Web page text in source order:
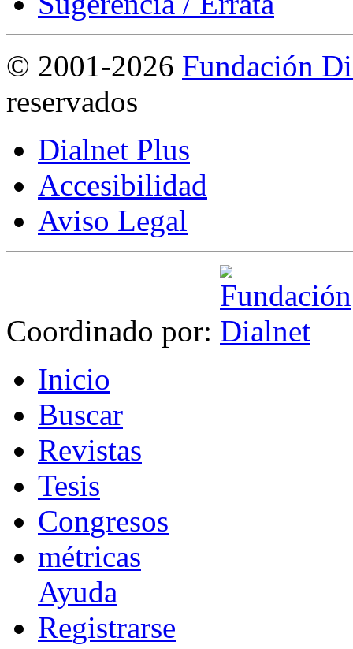
© 2001-2026 Fundación
reservados
Dialnet Plus
Accesibilidad
Aviso Legal
Coordinado por:
Inicio
Buscar
Revistas
Tesis
Congresos
métricas
Ayuda
Registrarse